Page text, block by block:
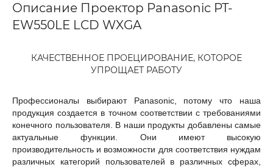
Описание Проектор Panasonic PT-
EW550LE LCD WXGA
КАЧЕСТВЕННОЕ ПРОЕЦИРОВАНИЕ, КОТОРОЕ
УПРОЩАЕТ РАБОТУ
Профессионалы выбирают Panasonic, потому что наша
продукция создается в точном соответствии с требованиями
конечного пользователя. В наши продукты добавлены самые
актуальные функции. Они имеют высокую
производительность и возможности для соответствия нуждам
различных категорий пользователей в различных сферах,